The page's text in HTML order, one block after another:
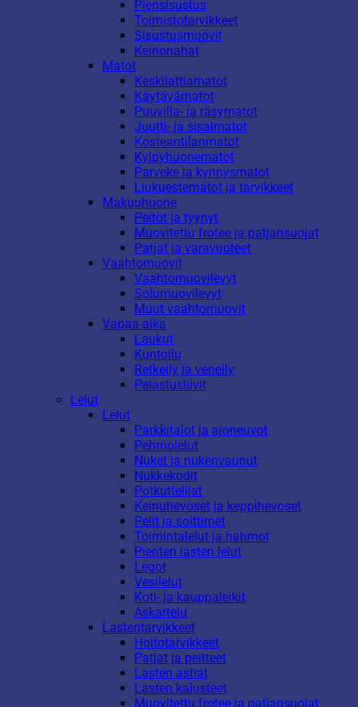
Piensisustus
Toimistotarvikkeet
Sisustusmuovit
Keinonahat
Matot
Keskilattiamatot
Käytävämatot
Puuvilla- ja räsymatot
Juutti- ja sisalmatot
Kosteantilanmatot
Kylpyhuonematot
Parveke ja kynnysmatot
Liukuestematot ja tarvikkeet
Makuuhuone
Peitot ja tyynyt
Muovitettu frotee ja patjansuojat
Patjat ja varavuoteet
Vaahtomuovit
Vaahtomuovilevyt
Solumuovilevyt
Muut vaahtomuovit
Vapaa-aika
Laukut
Kuntoilu
Retkeily ja veneily
Pelastusliivit
Lelut
Lelut
Parkkitalot ja ajoneuvot
Pehmolelut
Nuket ja nukenvaunut
Nukkekodit
Potkuttelijat
Keinuhevoset ja keppihevoset
Pelit ja soittimet
Toimintalelut ja hahmot
Pienten lasten lelut
Legot
Vesilelut
Koti- ja kauppaleikit
Askartelu
Lastentarvikkeet
Hoitotarvikkeet
Patjat ja peitteet
Lasten astiat
Lasten kalusteet
Muovitettu frotee ja patjansuojat